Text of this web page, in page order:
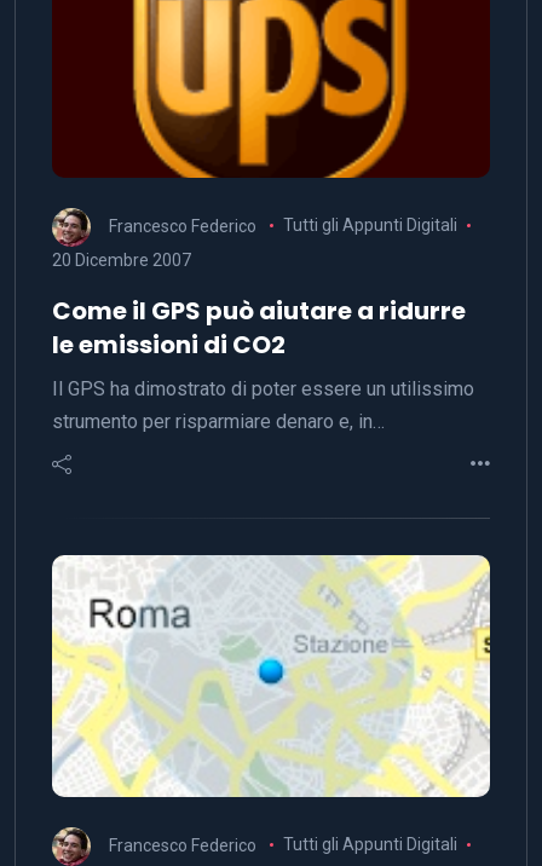
Francesco Federico
Tutti gli Appunti Digitali
20 Dicembre 2007
Come il GPS può aiutare a ridurre
le emissioni di CO2
Il GPS ha dimostrato di poter essere un utilissimo
strumento per risparmiare denaro e, in…
Francesco Federico
Tutti gli Appunti Digitali